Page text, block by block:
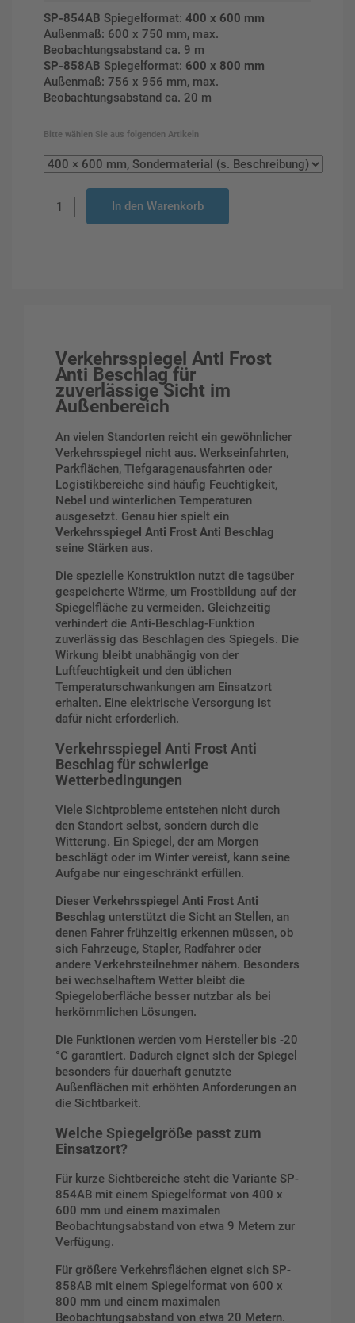
SP-854AB Spiegelformat: 400 x 600 mm
Außenmaß: 600 x 750 mm, max.
Beobachtungsabstand ca. 9 m
SP-858AB Spiegelformat: 600 x 800 mm
Außenmaß: 756 x 956 mm, max.
Beobachtungsabstand ca. 20 m
Bitte wählen Sie aus folgenden Artikeln
In den Warenkorb
Verkehrsspiegel Anti Frost
Anti Beschlag für
zuverlässige Sicht im
Außenbereich
An vielen Standorten reicht ein gewöhnlicher
Verkehrsspiegel nicht aus. Werkseinfahrten,
Parkflächen, Tiefgaragenausfahrten oder
Logistikbereiche sind häufig Feuchtigkeit,
Nebel und winterlichen Temperaturen
ausgesetzt. Genau hier spielt ein
Verkehrsspiegel Anti Frost Anti Beschlag
seine Stärken aus.
Die spezielle Konstruktion nutzt die tagsüber
gespeicherte Wärme, um Frostbildung auf der
Spiegelfläche zu vermeiden. Gleichzeitig
verhindert die Anti-Beschlag-Funktion
zuverlässig das Beschlagen des Spiegels. Die
Wirkung bleibt unabhängig von der
Luftfeuchtigkeit und den üblichen
Temperaturschwankungen am Einsatzort
erhalten. Eine elektrische Versorgung ist
dafür nicht erforderlich.
Verkehrsspiegel Anti Frost Anti
Beschlag für schwierige
Wetterbedingungen
Viele Sichtprobleme entstehen nicht durch
den Standort selbst, sondern durch die
Witterung. Ein Spiegel, der am Morgen
beschlägt oder im Winter vereist, kann seine
Aufgabe nur eingeschränkt erfüllen.
Dieser Verkehrsspiegel Anti Frost Anti
Beschlag unterstützt die Sicht an Stellen, an
denen Fahrer frühzeitig erkennen müssen, ob
sich Fahrzeuge, Stapler, Radfahrer oder
andere Verkehrsteilnehmer nähern. Besonders
bei wechselhaftem Wetter bleibt die
Spiegeloberfläche besser nutzbar als bei
herkömmlichen Lösungen.
Die Funktionen werden vom Hersteller bis -20
°C garantiert. Dadurch eignet sich der Spiegel
besonders für dauerhaft genutzte
Außenflächen mit erhöhten Anforderungen an
die Sichtbarkeit.
Welche Spiegelgröße passt zum
Einsatzort?
Für kurze Sichtbereiche steht die Variante SP-
854AB mit einem Spiegelformat von 400 x
600 mm und einem maximalen
Beobachtungsabstand von etwa 9 Metern zur
Verfügung.
Für größere Verkehrsflächen eignet sich SP-
858AB mit einem Spiegelformat von 600 x
800 mm und einem maximalen
Beobachtungsabstand von etwa 20 Metern.